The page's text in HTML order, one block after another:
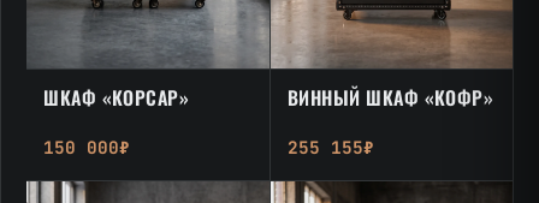
ШКАФ «КОРСАР»
150 000₽
ВИННЫЙ ШКАФ «КОФР»
255 155₽